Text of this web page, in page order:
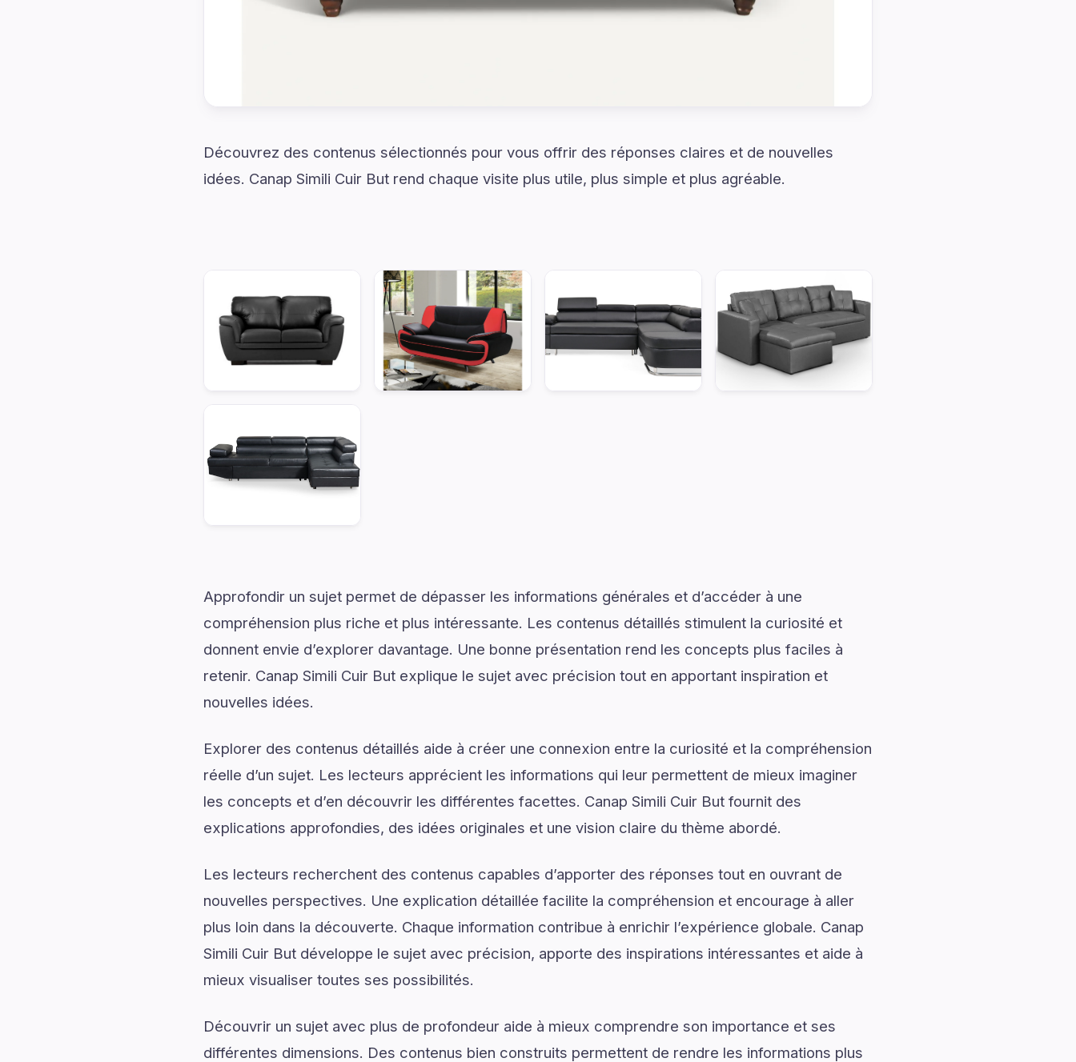
Découvrez des contenus sélectionnés pour vous offrir des réponses claires et de nouvelles
idées. Canap Simili Cuir But rend chaque visite plus utile, plus simple et plus agréable.
Approfondir un sujet permet de dépasser les informations générales et d’accéder à une
compréhension plus riche et plus intéressante. Les contenus détaillés stimulent la curiosité et
donnent envie d’explorer davantage. Une bonne présentation rend les concepts plus faciles à
retenir. Canap Simili Cuir But explique le sujet avec précision tout en apportant inspiration et
nouvelles idées.
Explorer des contenus détaillés aide à créer une connexion entre la curiosité et la compréhension
réelle d’un sujet. Les lecteurs apprécient les informations qui leur permettent de mieux imaginer
les concepts et d’en découvrir les différentes facettes. Canap Simili Cuir But fournit des
explications approfondies, des idées originales et une vision claire du thème abordé.
Les lecteurs recherchent des contenus capables d’apporter des réponses tout en ouvrant de
nouvelles perspectives. Une explication détaillée facilite la compréhension et encourage à aller
plus loin dans la découverte. Chaque information contribue à enrichir l’expérience globale. Canap
Simili Cuir But développe le sujet avec précision, apporte des inspirations intéressantes et aide à
mieux visualiser toutes ses possibilités.
Découvrir un sujet avec plus de profondeur aide à mieux comprendre son importance et ses
différentes dimensions. Des contenus bien construits permettent de rendre les informations plus